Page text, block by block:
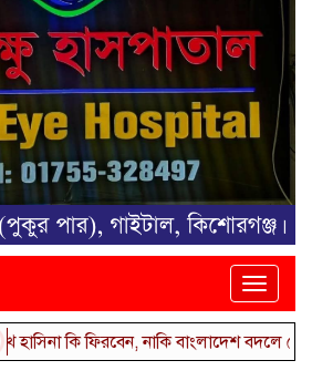
Toggle
কি ফিরবেন, নাকি বাংলাদেশ বদলে গেছে?